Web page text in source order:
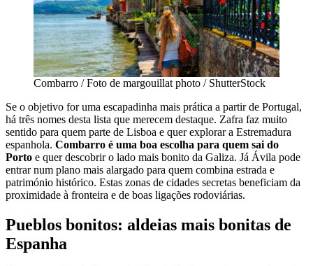
Combarro / Foto de margouillat photo / ShutterStock
Se o objetivo for uma escapadinha mais prática a partir de Portugal,
há três nomes desta lista que merecem destaque. Zafra faz muito
sentido para quem parte de Lisboa e quer explorar a Estremadura
espanhola. Combarro é uma boa escolha para quem sai do
Porto e quer descobrir o lado mais bonito da Galiza. Já Ávila pode
entrar num plano mais alargado para quem combina estrada e
património histórico. Estas zonas de cidades secretas beneficiam da
proximidade à fronteira e de boas ligações rodoviárias.
Pueblos bonitos: aldeias mais bonitas de
Espanha